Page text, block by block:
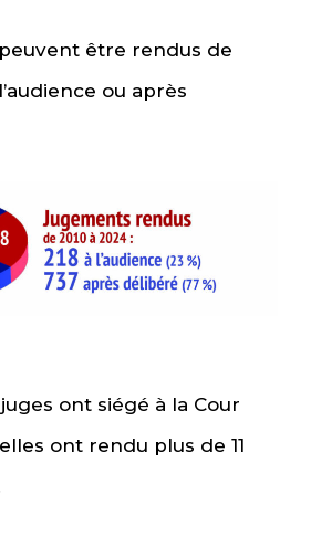
être rendus de
ou après
juges ont siégé à la Cour
ont rendu plus de 11